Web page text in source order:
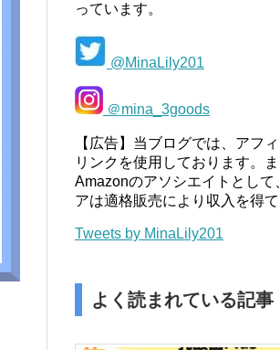
っています。
@MinaLily201
＠mina_3goods
【広告】当ブログでは、アフ
リンクを使用しております。ま
Amazonのアソシエイトとして
アは適格販売により収入を得て
Tweets by MinaLily201
よく読まれている記事